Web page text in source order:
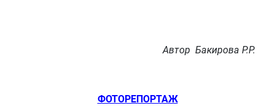
Автор Бакирова Р.Р.
ФОТОРЕПОРТАЖ